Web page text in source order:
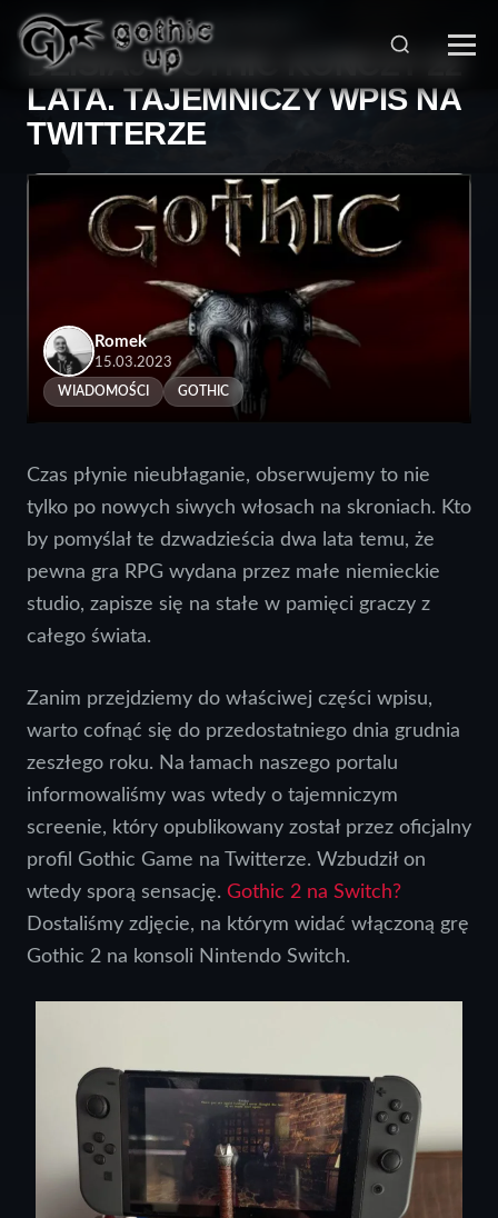
STRONA GŁÓWNA > WIADOMOŚCI
DZISIAJ GOTHIC KOŃCZY 22
LATA. TAJEMNICZY WPIS NA
TWITTERZE
Romek
15.03.2023
WIADOMOŚCI GOTHIC
Czas płynie nieubłaganie, obserwujemy to nie
tylko po nowych siwych włosach na skroniach. Kto
by pomyślał te dzwadzieścia dwa lata temu, że
pewna gra RPG wydana przez małe niemieckie
studio, zapisze się na stałe w pamięci graczy z
całego świata.
Zanim przejdziemy do właściwej części wpisu,
warto cofnąć się do przedostatniego dnia grudnia
zeszłego roku. Na łamach naszego portalu
informowaliśmy was wtedy o tajemniczym
screenie, który opublikowany został przez oficjalny
profil Gothic Game na Twitterze. Wzbudził on
wtedy sporą sensację. Gothic 2 na Switch?
Dostaliśmy zdjęcie, na którym widać włączoną grę
Gothic 2 na konsoli Nintendo Switch.